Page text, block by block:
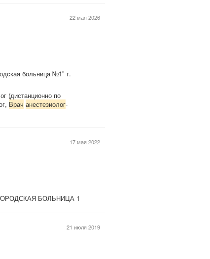
22 мая 2026
больница №1" г.
(дистанционно по
Врач анестезиолог-
17 мая 2022
БОЛЬНИЦА 1
21 июля 2019